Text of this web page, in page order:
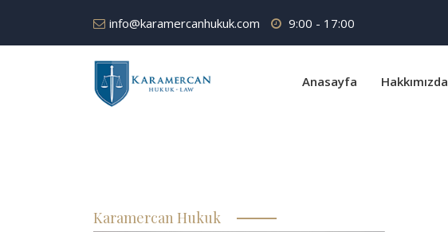
info@karamercanhukuk.com 9:00 - 17:00
Anasayfa Hakkımızda
Karamercan Hukuk